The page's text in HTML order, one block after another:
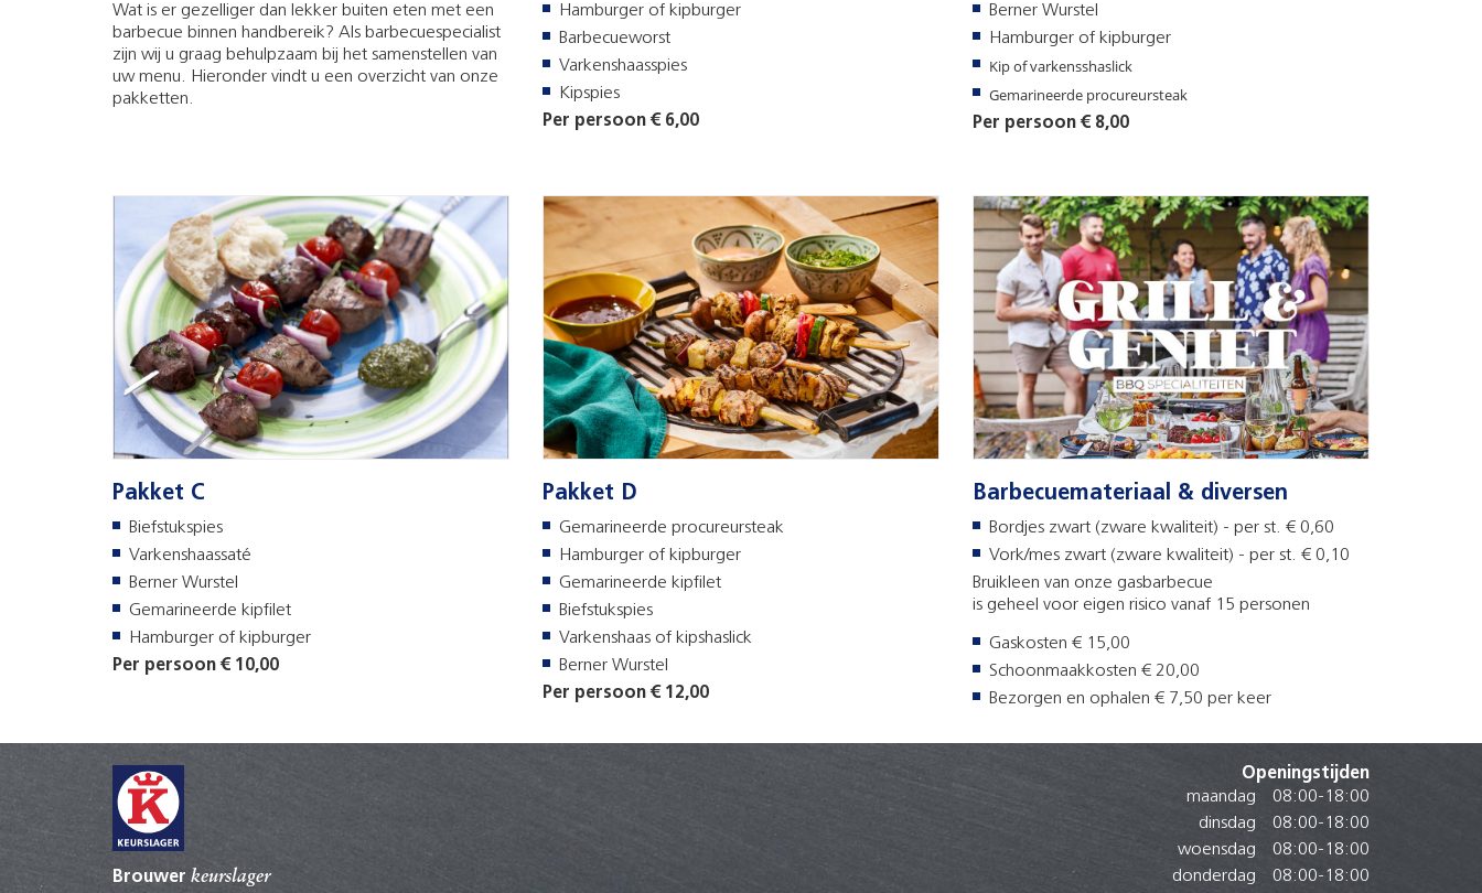
Wat is er gezelliger dan lekker buiten eten met een
barbecue binnen handbereik? Als barbecuespecialist
zijn wij u graag behulpzaam bij het samenstellen van
uw menu. Hieronder vindt u een overzicht van onze
pakketten.
Hamburger of kipburger
Barbecueworst
Varkenshaasspies
Kipspies
Per persoon € 6,00
Berner Wurstel
Hamburger of kipburger
Kip of varkensshaslick
Gemarineerde procureursteak
Per persoon € 8,00
Pakket C
Biefstukspies
Varkenshaassaté
Berner Wurstel
Gemarineerde kipfilet
Hamburger of kipburger
Per persoon € 10,00
Pakket D
Gemarineerde procureursteak
Hamburger of kipburger
Gemarineerde kipfilet
Biefstukspies
Varkenshaas of kipshaslick
Berner Wurstel
Per persoon € 12,00
Barbecuemateriaal & diversen
Bordjes zwart (zware kwaliteit) - per st. € 0,60
Vork/mes zwart (zware kwaliteit) - per st. € 0,10
Bruikleen van onze gasbarbecue
is geheel voor eigen risico vanaf 15 personen
Gaskosten € 15,00
Schoonmaakkosten € 20,00
Bezorgen en ophalen € 7,50 per keer
Brouwer keurslager
Openingstijden
maandag
08:00-18:00
dinsdag
08:00-18:00
woensdag
08:00-18:00
donderdag
08:00-18:00